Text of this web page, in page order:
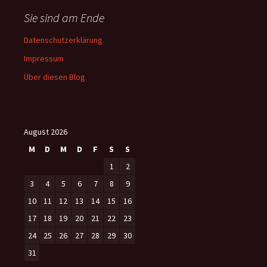
Sie sind am Ende
Datenschutzerklärung
Impressum
Über diesen Blog
August 2026
M
D M D F S
S
1
2
3
4 5 6 7 8
9
10
11 12 13 14 15
16
17
18 19 20 21 22
23
24
25 26 27 28 29
30
31